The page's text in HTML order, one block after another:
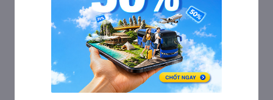
a. Giới thiệu xe Khánh Hương
Với những khách hàng thường xuyên di chuyển trên
tuyến đường từ Thái Nguyên đi Thái Bình - Thái Bình thì
chắc hẳn sẽ biết đến hãng xe Khánh Hương. Chất lượng
xe tốt, đội ngũ nhân viên nhiệt tình, thân thiện là những
điều bạn sẽ được trải nghiệm khi chọn đồng hành cùng
xe đi Thái Bình - Thái Bình từ Thái Nguyên. Nhà xe đang